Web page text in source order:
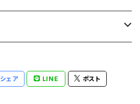
シェア LINE ポスト